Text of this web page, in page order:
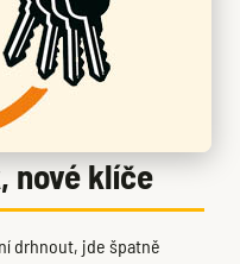
nové klíče
drhnout, jde špatně